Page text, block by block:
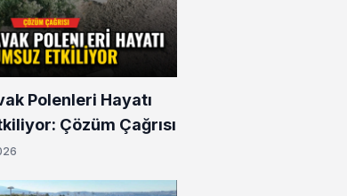
Polenleri Hayatı
Çözüm Çağrısı